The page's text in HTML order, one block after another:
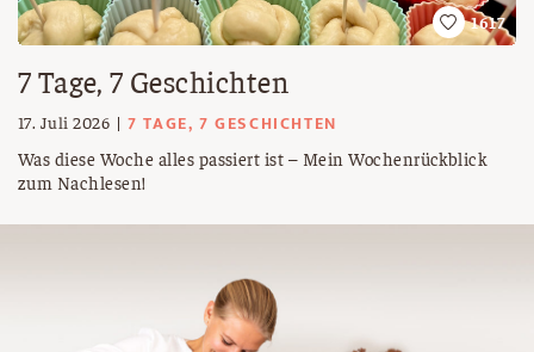
1617
7 Tage, 7 Geschichten
17. Juli 2026 7 TAGE, 7 GESCHICHTEN
Was diese Woche alles passiert ist – Mein Wochenrückblick
zum Nachlesen!